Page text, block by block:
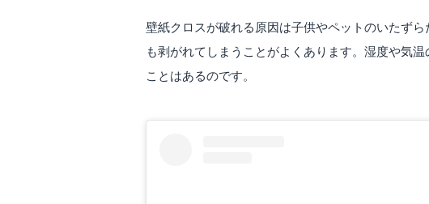
壁紙クロスが破れる原因は子供やペットのいたず
も剥がれてしまうことがよくあります。湿度や気
ことはあるのです。